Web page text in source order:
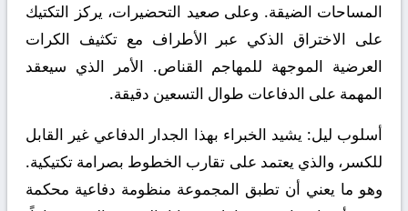
المساحات الضيقة. وعلى صعيد التحضيرات، يركز التكتيك
على الاختراق الذكي عبر الأطراف مع تكثيف الكرات
العرضية الموجهة للمهاجم القناص. الأمر الذي سيعقد
المهمة على الدفاعات طوال التسعين دقيقة.
أسلوب ليل: يشيد الخبراء بهذا الجدار الدفاعي غير القابل
للكسر، والذي يعتمد على تقارب الخطوط بصرامة تكتيكية.
وهو ما يعني أن تطبق المجموعة منظومة دفاعية محكمة